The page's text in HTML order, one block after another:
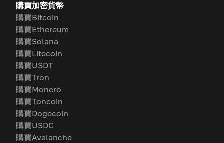
購買加密貨幣
購買Bitcoin
購買Ethereum
購買Solana
購買Litecoin
購買USDT
購買Tron
購買Monero
購買Toncoin
購買Dogecoin
購買USDC
購買Avalanche